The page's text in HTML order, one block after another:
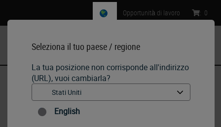
Seleziona il tuo paese / regione
La tua posizione non corrisponde all'indirizzo
(URL), vuoi cambiarla?
English
Opportunità di lavoro : 0
• IHC & ISH ISH Probes - Molecular Pathology
IVD ALK (2p23) Break - XL for BOND